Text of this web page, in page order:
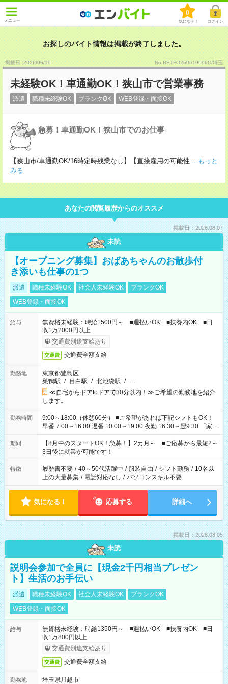
メニュー
0
気になる！ ログイン
お探しのバイト情報は掲載が終了しました。
掲載日 :2026/06/19 No.RSTFO260619096D/埼玉
未経験OK！車通勤OK！狭山市で営業事務
派遣 職種未経験OK ブランクOK WEB登録・面接OK
急募！車通勤OK！狭山市でのお仕事
【狭山市/車通勤OK/16時定時残業なし】【直接雇用の可能性 ...もっと
みる
あなたの閲覧履歴からのオススメ
掲載日：2026.08.07
未読
【オープニング募集】おばあちゃんのお散歩付
き添いも仕事の1つ
派遣 職種未経験OK 社会人未経験OK
ブランクOK
WEB登録・面接OK
給与
無資格未経験：時給1500円～ ■週払いOK ■扶養内OK ■日
収1万2000円以上
交通費別途支給あり
交通費 交通費全額支給
勤務地
東京都豊島区
巣鴨駅 / 目白駅 / 北池袋駅 / …
≪自宅からドアtoドアで30分以内！≫ご希望の勤務地を紹介
します。
勤務時間
9:00～18:00（休憩60分） ■ご希望があれば下記シフトもOK！
早番 7:00～16:00 遅番 10:00～19:00 夜勤 16:30～翌9:30 「家族
と休みを合わせたい」 「余裕を持って夕飯の準備がしたい」
「できれば残業はしたくない」 など、ご希望を教えてください
ね。 ※Wワーク希望の方へ 今ご覧のお仕事で希望する勤務時間
と、もう1つのお仕事の勤務時間。 合計で週40時間を超える場
合は応募できません。
期間
【8月中のスタートOK！急募！】2カ月～ ■ご応募から最短2～
3日後に就業が可能です！
特徴 履歴書不要 / 40～50代活躍中 / 服装自由 / シフト勤務 / 10名以
上の大量募集 / 電話対応なし / パソコンスキル不要
気になる！ 応募する 詳細へ
掲載日：2026.08.05
未読
説明会参加で全員に【現金2千円相当プレゼン
ト】生活のお手伝い
派遣 職種未経験OK 社会人未経験OK
ブランクOK
WEB登録・面接OK
給与
無資格未経験：時給1350円～ ■週払いOK ■扶養内OK ■日
収1万800円以上
交通費別途支給あり
交通費 交通費全額支給
勤務地
埼玉県川越市